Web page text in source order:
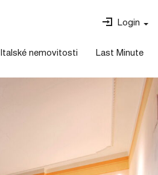
Login
Italské nemovitosti Last Minute